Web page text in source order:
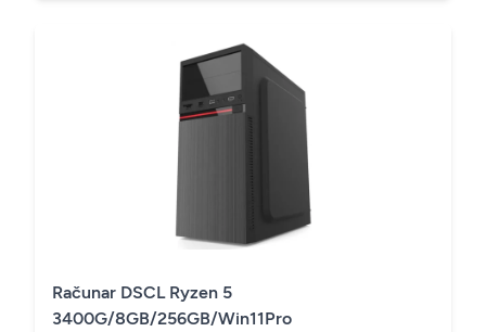
Računar DSCL Ryzen 5
3400G/8GB/256GB/Win11Pro